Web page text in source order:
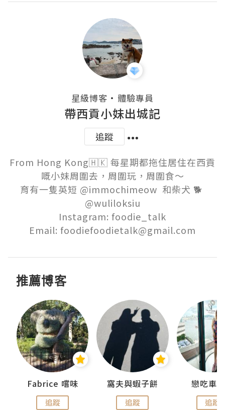
星級博客 ・ 體驗專員
帶西貢小妹出城記
追蹤
From Hong Kong🇭🇰 每星期都拖住居住在西貢
嘅小妹周圍去，周圍玩，周圍食～
育有一隻英短 @immochimeow  和柴犬 🐕
@wuliloksiu
Instagram: foodie_talk
Email: foodiefoodietalk@gmail.com
推薦博客
Fabrice 嚐味
追蹤
窩夫與蝦子餅
追蹤
戀吃車
追蹤